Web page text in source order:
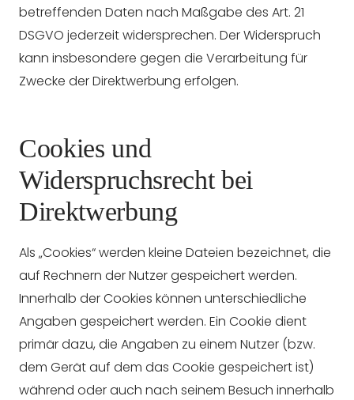
betreffenden Daten nach Maßgabe des Art. 21
DSGVO jederzeit widersprechen. Der Widerspruch
kann insbesondere gegen die Verarbeitung für
Zwecke der Direktwerbung erfolgen.
Cookies und
Widerspruchsrecht bei
Direktwerbung
Als „Cookies“ werden kleine Dateien bezeichnet, die
auf Rechnern der Nutzer gespeichert werden.
Innerhalb der Cookies können unterschiedliche
Angaben gespeichert werden. Ein Cookie dient
primär dazu, die Angaben zu einem Nutzer (bzw.
dem Gerät auf dem das Cookie gespeichert ist)
während oder auch nach seinem Besuch innerhalb